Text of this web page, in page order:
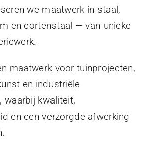
we maatwerk in staal,
en cortenstaal — van unieke
maatwerk voor tuinprojecten,
en industriële
waarbij kwaliteit,
en een verzorgde afwerking